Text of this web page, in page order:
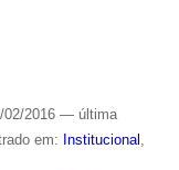
2016 — última
em: Institucional